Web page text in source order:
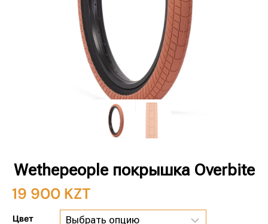
Wethepeople покрышка Overbite
19 900 KZT
Цвет